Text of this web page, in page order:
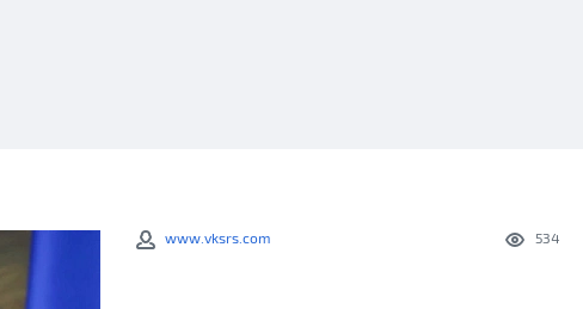
534
www.vksrs.com